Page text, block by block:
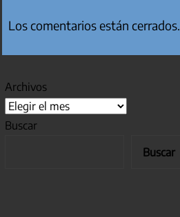
Los comentarios están cerrados.
Archivos
Buscar
Buscar